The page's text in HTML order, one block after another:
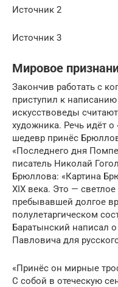
Источник 2
Источник 3
Мировое
Закончив работать с
приступил к
искусствоведы
художника. Речь идёт
шедевр принёс
«Последнего дня
писатель Николай
Брюллова: «Картина
XIX века. Это —
пребывавшей долгое
полулетаргическом
Баратынский написал
Павловича для
«Принёс он мирные
С собой в отеческую